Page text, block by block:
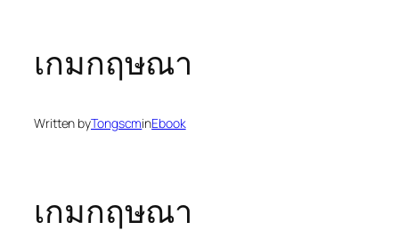
เกมกฤษณา
Written byTongscminEbook
เกมกฤษณา